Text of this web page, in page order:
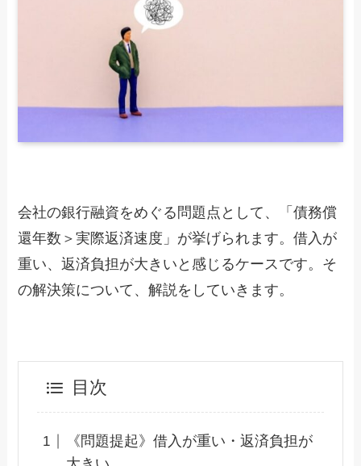
会社の銀行融資をめぐる問題点として、「債務償
還年数＞実際返済速度」が挙げられます。借入が
重い、返済負担が大きいと感じるケースです。そ
の解決策について、解説をしていきます。
目次
《問題提起》借入が重い・返済負担が